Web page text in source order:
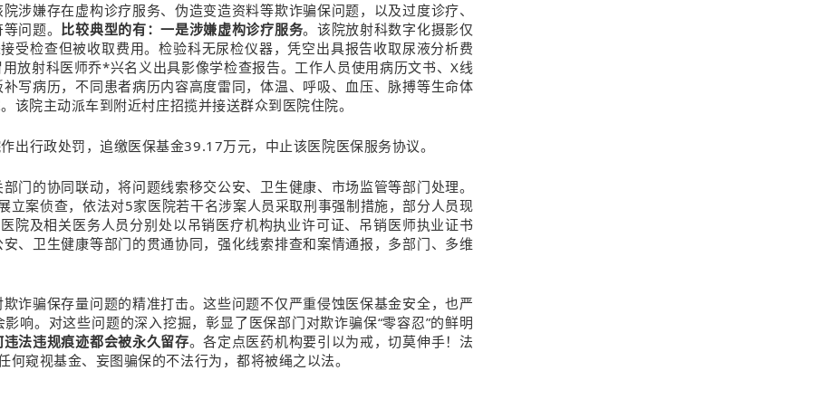
涉嫌存在虚构诊疗服务、伪造变造资料等欺诈骗保问题，以及过度诊疗、
问题。 比较典型的有：一是涉嫌虚构诊疗服务。该院放射科数字化摄影仅
受检查但被收取费用。检验科无尿检仪器，凭空出具报告收取尿液分析费
放射科医师乔*兴名义出具影像学检查报告。工作人员使用病历文书、X线
写病历，不同患者病历内容高度雷同，体温、呼吸、血压、脉搏等生命体
。该院主动派车到附近村庄招揽并接送群众到医院住院。
出行政处罚，追缴医保基金39.17万元，中止该医院医保服务协议。
门的协同联动，将问题线索移交公安、卫生健康、市场监管等部门处理。
立案侦查，依法对5家医院若干名涉案人员采取刑事强制措施，部分人员现
院及相关医务人员分别处以吊销医疗机构执业许可证、吊销医师执业证书
、卫生健康等部门的贯通协同，强化线索排查和案情通报，多部门、多维
诈骗保存量问题的精准打击。这些问题不仅严重侵蚀医保基金安全，也严
响。对这些问题的深入挖掘，彰显了医保部门对欺诈骗保“零容忍”的鲜明
法违规痕迹都会被永久留存。各定点医药机构要引以为戒，切莫伸手！法
何窥视基金、妄图骗保的不法行为，都将被绳之以法。